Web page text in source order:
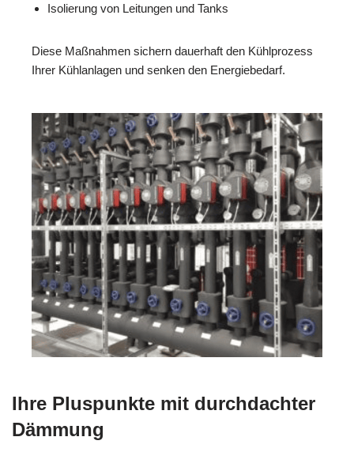
Isolierung von Leitungen und Tanks
Diese Maßnahmen sichern dauerhaft den Kühlprozess
Ihrer Kühlanlagen und senken den Energiebedarf.
Ihre Pluspunkte mit durchdachter
Dämmung